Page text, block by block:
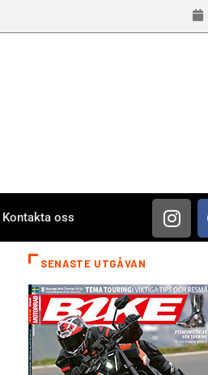
Kontakta oss
SENASTE UTGÅVAN